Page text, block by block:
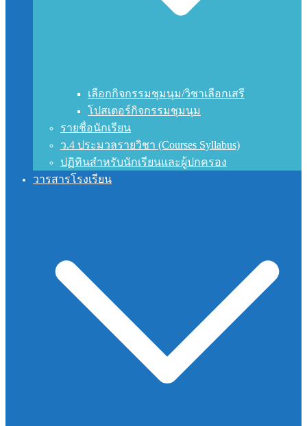
เลือกกิจกรรมชุมนุม/วิชาเลือกเสรี
โปสเตอร์กิจกรรมชุมนุม
รายชื่อนักเรียน
ว.4 ประมวลรายวิชา (Courses Syllabus)
ปฏิทินสำหรับนักเรียนและผู้ปกครอง
วารสารโรงเรียน